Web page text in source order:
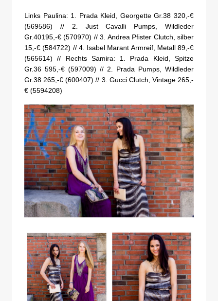
Links Paulina: 1. Prada Kleid, Georgette Gr.38 320,-€
(569586) // 2. Just Cavalli Pumps, Wildleder
Gr.40195,-€ (570970) // 3. Andrea Pfister Clutch, silber
15,-€ (584722) // 4. Isabel Marant Armreif, Metall 89,-€
(565614) // Rechts Samira: 1. Prada Kleid, Spitze
Gr.36 595,-€ (597009) // 2. Prada Pumps, Wildleder
Gr.38 265,-€ (600407) // 3. Gucci Clutch, Vintage 265,-
€ (5594208)